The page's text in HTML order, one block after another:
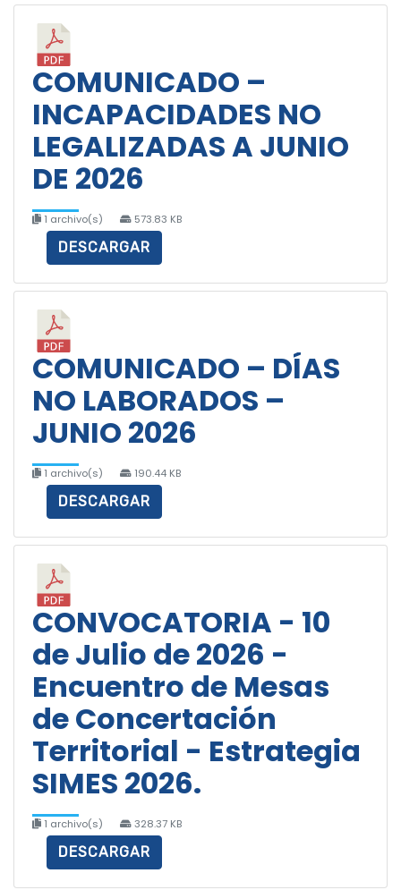
COMUNICADO –
INCAPACIDADES NO
LEGALIZADAS A JUNIO
DE 2026
1 archivo(s) 573.83 KB
DESCARGAR
COMUNICADO – DÍAS
NO LABORADOS –
JUNIO 2026
1 archivo(s) 190.44 KB
DESCARGAR
CONVOCATORIA - 10
de Julio de 2026 -
Encuentro de Mesas
de Concertación
Territorial - Estrategia
SIMES 2026.
1 archivo(s) 328.37 KB
DESCARGAR